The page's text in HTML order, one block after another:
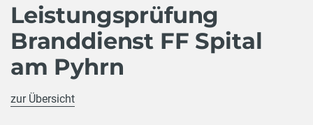
Leistungsprüfung
Branddienst FF Spital
am Pyhrn
zur Übersicht